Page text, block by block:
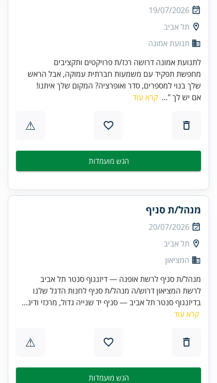
19/07/2026
תל אביב
תנועת אמונה
לתנועת אמונה דרושה רכז/ת פרויקטים ותקציבים
מחפשת תפקיד עם משמעות חברתית עמוקה, אבל הראש
שלך בנוי למספרים, סדר ואופרציה? המקום שלך איתנו!
אם יש לך "... קרא עוד
⚠
הגש מועמדות
מנהל/ת סניף
20/07/2026
תל אביב
המציאון
מנהל/ת סניף לרשת אופנה — דיזנגוף סנטר תל אביב
לרשת המציאון דרוש/ה מנהל/ת סניף לחנות הדגל שלנו
בדיזנגוף סנטר תל אביב — סניף יד שנייה גדול, מרכזי ודינ...
קרא עוד
⚠
הגש מועמדות